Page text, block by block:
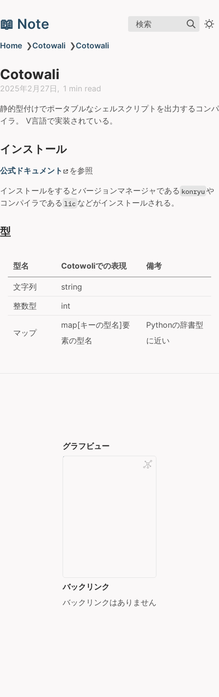
📖 Note 検索
Home ❯Cotowali ❯Cotowali
Cotowali
2025年2月27日 1 min read
静的型付けでポータブルなシェルスクリプトを出力するコンパ
イラ。 V言語で実装されている。
インストール
公式ドキュメント を参照
インストールをするとバージョンマネージャである konryu や
コンパイラである lic などがインストールされる。
型
型名 Cotowoliでの表現 備考
文字列
string
整数型
int
マップ
map[キーの型名]要
素の型名
Pythonの辞書型
に近い
グラフビュー
バックリンク
バックリンクはありません